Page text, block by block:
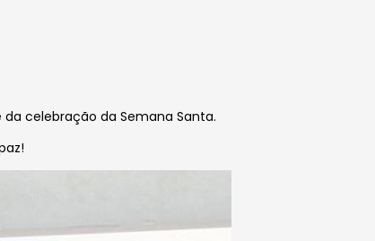
celebração da Semana Santa.